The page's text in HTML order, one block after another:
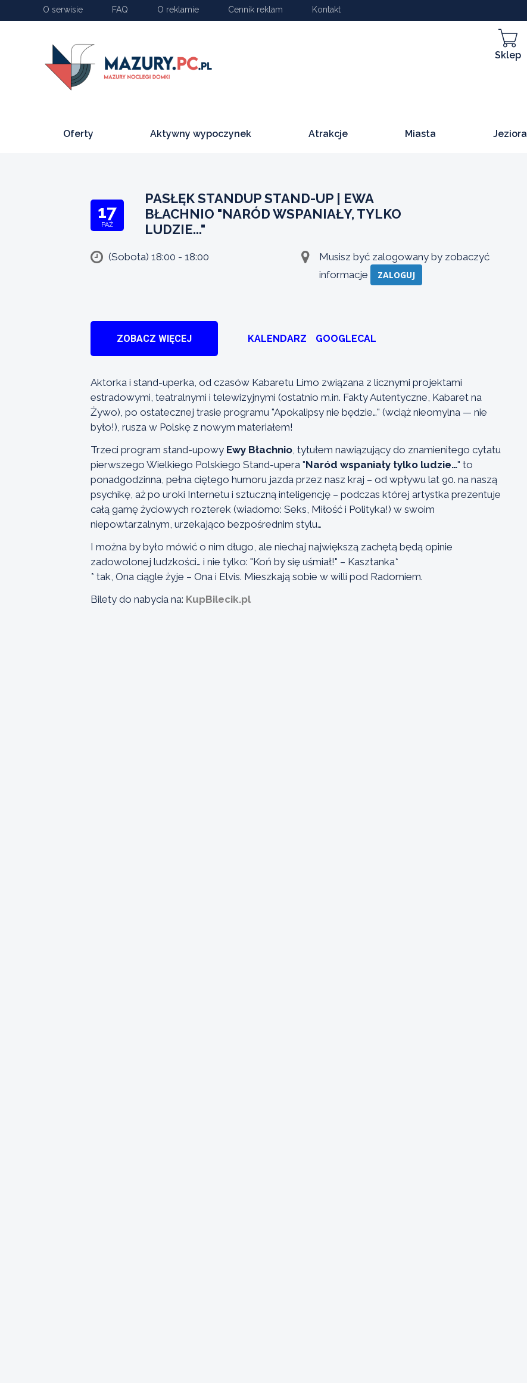
O serwisie FAQ O reklamie Cennik reklam Kontakt
Sklep
Oferty Aktywny wypoczynek Atrakcje Miasta Jeziora
17
PAŹ
PASŁĘK STANDUP STAND-UP | EWA
BŁACHNIO "NARÓD WSPANIAŁY, TYLKO
LUDZIE..."
(Sobota) 18:00 - 18:00
Musisz być zalogowany by zobaczyć
informacje
ZALOGUJ
ZOBACZ WIĘCEJ KALENDARZ GOOGLECAL
Aktorka i stand-uperka, od czasów Kabaretu Limo związana z licznymi projektami
estradowymi, teatralnymi i telewizyjnymi (ostatnio m.in. Fakty Autentyczne, Kabaret na
Żywo), po ostatecznej trasie programu "Apokalipsy nie będzie…" (wciąż nieomylna — nie
było!), rusza w Polskę z nowym materiałem!
Trzeci program stand-upowy Ewy Błachnio , tytułem nawiązujący do znamienitego cytatu
pierwszego Wielkiego Polskiego Stand-upera "Naród wspaniały tylko ludzie…" to
ponadgodzinna, pełna ciętego humoru jazda przez nasz kraj – od wpływu lat 90. na naszą
psychikę, aż po uroki Internetu i sztuczną inteligencję – podczas której artystka prezentuje
całą gamę życiowych rozterek (wiadomo: Seks, Miłość i Polityka!) w swoim
niepowtarzalnym, urzekająco bezpośrednim stylu…
I można by było mówić o nim długo, ale niechaj największą zachętą będą opinie
zadowolonej ludzkości… i nie tylko: "Koń by się uśmiał!" – Kasztanka*
* tak, Ona ciągle żyje – Ona i Elvis. Mieszkają sobie w willi pod Radomiem.
Bilety do nabycia na: KupBilecik.pl